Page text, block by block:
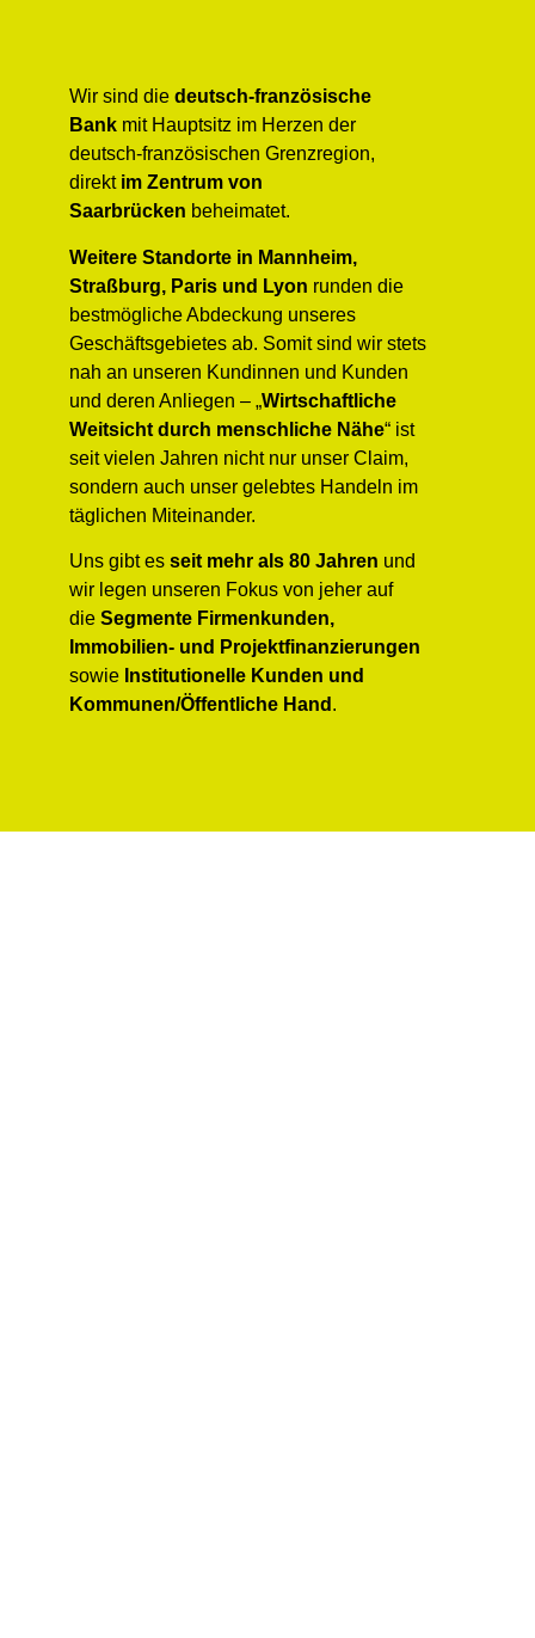
Wir sind die deutsch-französische
Bank mit Hauptsitz im Herzen der
deutsch-französischen Grenzregion,
direkt im Zentrum von
Saarbrücken beheimatet.
Weitere Standorte in Mannheim,
Straßburg, Paris und Lyon runden die
bestmögliche Abdeckung unseres
Geschäftsgebietes ab. Somit sind wir stets
nah an unseren Kundinnen und Kunden
und deren Anliegen – „Wirtschaftliche
Weitsicht durch menschliche Nähe“ ist
seit vielen Jahren nicht nur unser Claim,
sondern auch unser gelebtes Handeln im
täglichen Miteinander.
Uns gibt es seit mehr als 80 Jahren und
wir legen unseren Fokus von jeher auf
die Segmente Firmenkunden,
Immobilien- und Projektfinanzierungen
sowie Institutionelle Kunden und
Kommunen/Öffentliche Hand .